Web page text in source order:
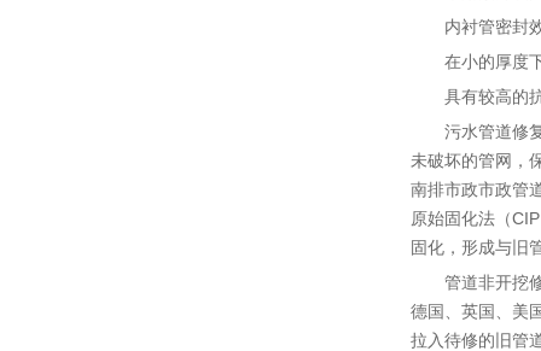
内衬管密封
在小的厚度
具有较高的
污水管道修
未破坏的管网，
南排市政市政管
原始固化法（
固化，形成与旧
管道非开挖
德国、英国、美
拉入待修的旧管